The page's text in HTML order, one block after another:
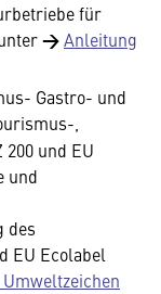
für
→Anleitung
Gastro- und
,
und EU
und
des
EU Ecolabel